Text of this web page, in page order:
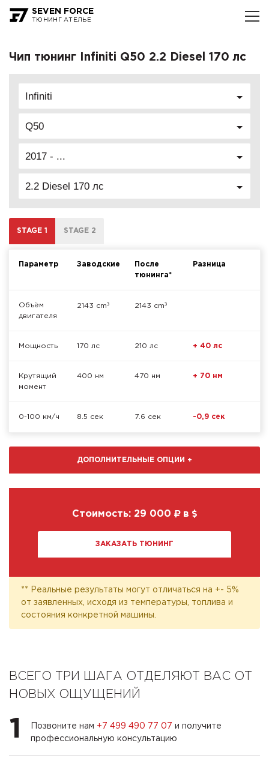
SEVEN FORCE
ТЮНИНГ АТЕЛЬЕ
Чип тюнинг Infiniti Q50 2.2 Diesel 170 лс
Infiniti
Q50
2017 - ...
2.2 Diesel 170 лс
STAGE 1 STAGE 2
Параметр Заводские
После
тюнинга*
Разница
Объём
двигателя
2143 cm³ 2143 cm³
Мощность 170 лс 210 лс + 40 лс
Крутящий
момент
400 нм 470 нм + 70 нм
0-100 км/ч 8.5 сек 7.6 сек -0,9 сек
ДОПОЛНИТЕЛЬНЫЕ ОПЦИИ +
Стоимость: 29 000 в
ЗАКАЗАТЬ ТЮНИНГ
** Реальные результаты могут отличаться на +- 5%
от заявленных, исходя из температуры, топлива и
состояния конкретной машины.
ВСЕГО ТРИ ШАГА ОТДЕЛЯЮТ ВАС ОТ
НОВЫХ ОЩУЩЕНИЙ
1 Позвоните нам +7 499 490 77 07 и получите
профессиональную консультацию